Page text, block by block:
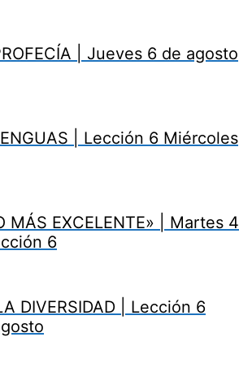
| Jueves 6 de agosto
| Lección 6 Miércoles
MÁS EXCELENTE» | Martes 4
6
DIVERSIDAD | Lección 6